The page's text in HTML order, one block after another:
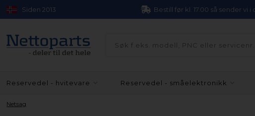
Siden 2013 Bestill før kl. 17.00 så sender vi i
Reservedel - hvitevare Reservedel - småelektronikk
Netsag